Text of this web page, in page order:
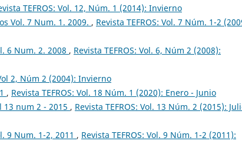
TEFROS: Vol. 12, Núm. 1 (2014): Invierno
Vol. 7 Num. 1. 2009. , Revista TEFROS: Vol. 7 Núm. 1-2
6 Num. 2. 2008 , Revista TEFROS: Vol. 6, Núm 2 (2008):
2, Núm 2 (2004): Invierno
, Revista TEFROS: Vol. 18 Núm. 1 (2020): Enero - Junio
num 2 - 2015 , Revista TEFROS: Vol. 13 Núm. 2 (2015):
9 Num. 1-2, 2011 , Revista TEFROS: Vol. 9 Núm. 1-2 (2011):